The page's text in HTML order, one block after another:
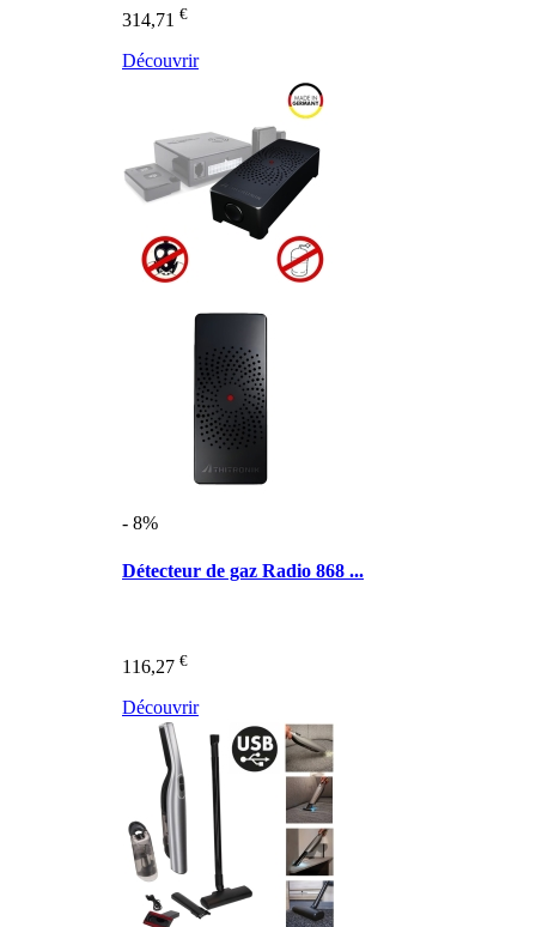
314,71 €
Découvrir
- 8%
Détecteur de gaz Radio 868 ...
116,27 €
Découvrir